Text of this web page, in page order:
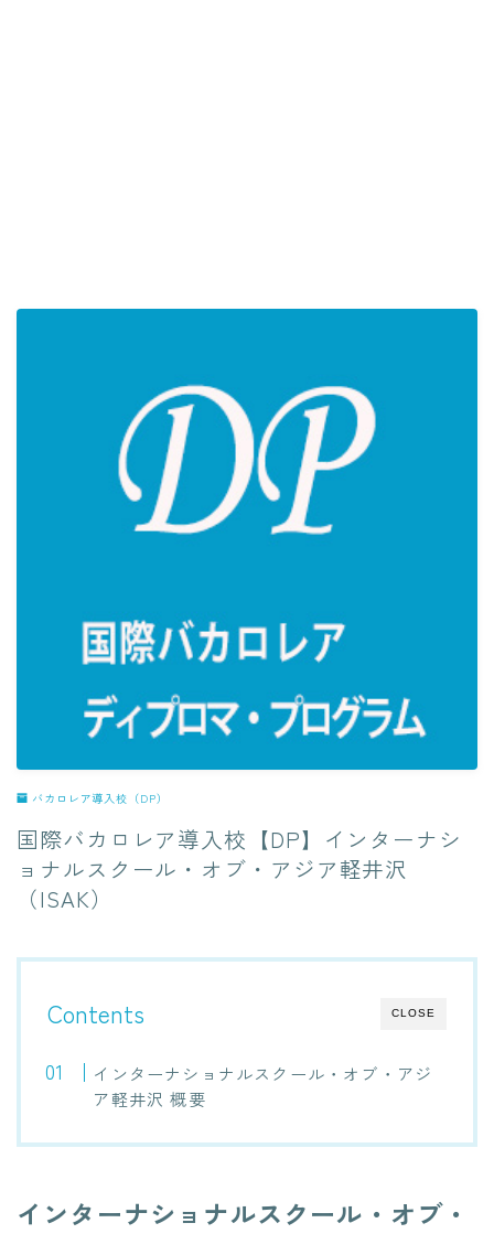
バカロレア導入校（DP）
国際バカロレア導入校【DP】インターナシ
ョナルスクール・オブ・アジア軽井沢
（ISAK）
CLOSE
Contents
インターナショナルスクール・オブ・アジ
ア軽井沢 概要
インターナショナルスクール・オブ・